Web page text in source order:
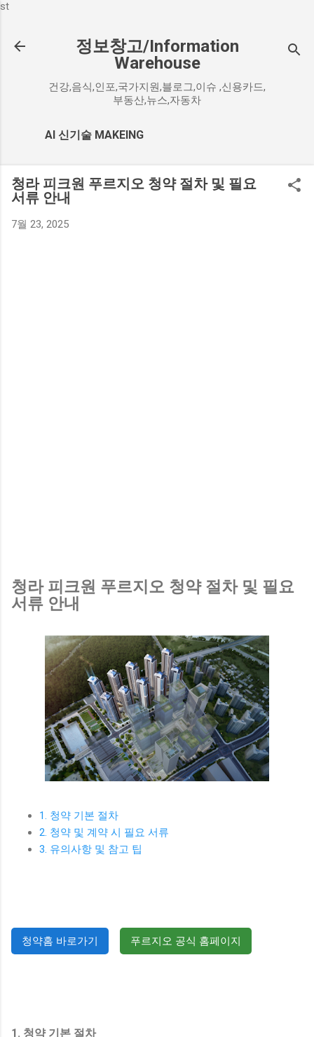
st
정보창고/Information
Warehouse
건강,음식,인포,국가지원,블로그,이슈 ,신용카드,
부동산,뉴스,자동차
AI 신기술 MAKEING
청라 피크원 푸르지오 청약 절차 및 필요
서류 안내
7월 23, 2025
청라 피크원 푸르지오 청약 절차 및 필요
서류 안내
1. 청약 기본 절차
2. 청약 및 계약 시 필요 서류
3. 유의사항 및 참고 팁
청약홈 바로가기 푸르지오 공식 홈페이지
1. 청약 기본 절차